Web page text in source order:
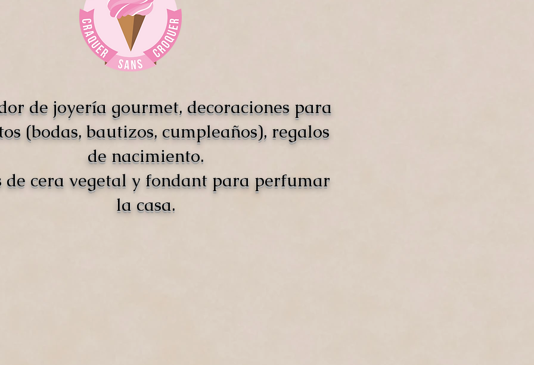
de joyería gourmet, decoraciones para
(bodas, bautizos, cumpleaños), regalos
de nacimiento.
de cera vegetal y fondant para perfumar
la casa.